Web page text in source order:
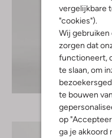
vergelijkbare
"cookies").
Wij
zorgen dat
functioneert,
te slaan, om
te bouwen
op
ga je akkoord
Ontdek de